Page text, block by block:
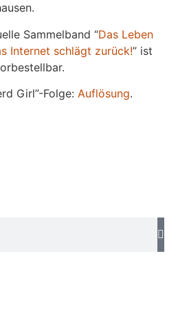
Sammelband “Das Leben
Internet schlägt zurück!” ist
Girl”-Folge: Auflösung.